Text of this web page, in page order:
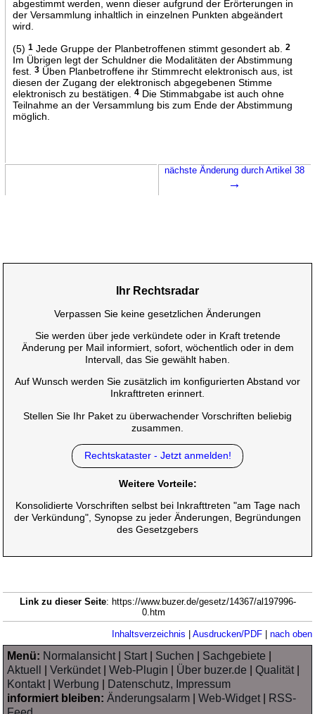
abgestimmt werden, wenn dieser aufgrund der Erörterungen in
der Versammlung inhaltlich in einzelnen Punkten abgeändert
wird.
(5) 1Jede Gruppe der Planbetroffenen stimmt gesondert ab. 2
Im Übrigen legt der Schuldner die Modalitäten der Abstimmung
fest.
3Üben Planbetroffene ihr Stimmrecht elektronisch aus, ist
diesen der Zugang der elektronisch abgegebenen Stimme
elektronisch zu bestätigen.
4Die Stimmabgabe ist auch ohne
Teilnahme an der Versammlung bis zum Ende der Abstimmung
möglich.
nächste Änderung durch Artikel 38
→
Ihr Rechtsradar
Verpassen Sie keine gesetzlichen Änderungen
Sie werden über jede verkündete oder in Kraft tretende
Änderung per Mail informiert, sofort, wöchentlich oder in dem
Intervall, das Sie gewählt haben.
Auf Wunsch werden Sie zusätzlich im konfigurierten Abstand vor
Inkrafttreten erinnert.
Stellen Sie Ihr Paket zu überwachender Vorschriften beliebig
zusammen.
Rechtskataster - Jetzt anmelden!
Weitere Vorteile:
Konsolidierte Vorschriften selbst bei Inkrafttreten "am Tage nach
der Verkündung", Synopse zu jeder Änderungen, Begründungen
des Gesetzgebers
Link zu dieser Seite: https://www.buzer.de/gesetz/14367/al197996-
0.htm
Inhaltsverzeichnis Ausdrucken/PDF| nach oben
Menü: Normalansicht| Start| Suchen Sachgebiete
Aktuell
|Verkündet|Web-Plugin Über buzer.de |Qualität|
Kontakt|Werbung
Datenschutz, Impressum
informiert bleiben: Änderungsalarm |Web-Widget|
RSS-